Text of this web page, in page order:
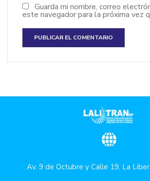
Guarda mi nombre, correo
este navegador para la próxima vez
Av. 9 de Octubre y Calle 19, La